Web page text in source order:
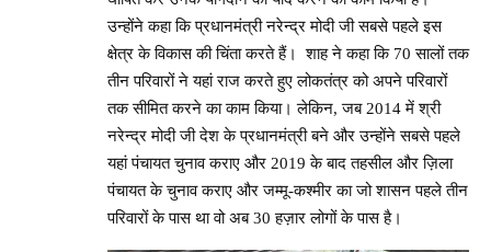
उन्होंने कहा कि प्रधानमंत्री नरेन्द्र मोदी जी सबसे पहले इस
क्षेत्र के विकास की चिंता करते हैं। शाह ने कहा कि 70 सालों तक
तीन परिवारों ने यहां राज करते हुए लोकतंत्र को अपने परिवारों
तक सीमित करने का काम किया। लेकिन, जब 2014 में श्री
नरेन्द्र मोदी जी देश के प्रधानमंत्री बने और उन्होंने सबसे पहले
यहां पंचायत चुनाव कराए और 2019 के बाद तहसील और ज़िला
पंचायत के चुनाव कराए और जम्मू-कश्मीर का जो शासन पहले तीन
परिवारों के पास था वो अब 30 हज़ार लोगों के पास है।